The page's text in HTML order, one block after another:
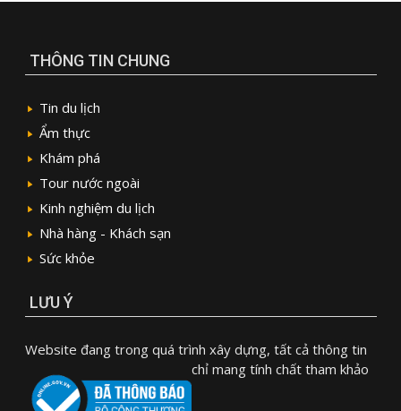
THÔNG TIN CHUNG
Tin du lịch
Ẩm thực
Khám phá
Tour nước ngoài
Kinh nghiệm du lịch
Nhà hàng - Khách sạn
Sức khỏe
LƯU Ý
Website đang trong quá trình xây dựng, tất cả thông tin
chỉ mang tính chất tham khảo